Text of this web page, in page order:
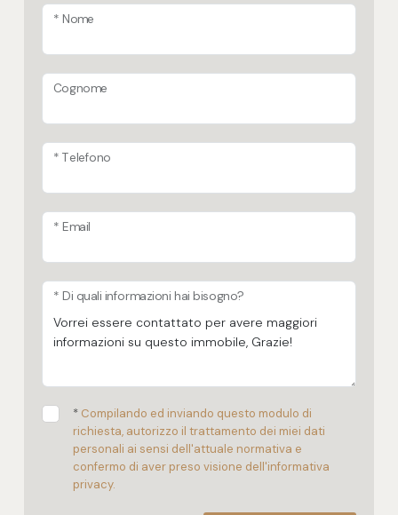
* Nome
Cognome
* Telefono
* Email
* Di quali informazioni hai bisogno?
* Compilando ed inviando questo modulo di
richiesta, autorizzo il trattamento dei miei dati
personali ai sensi dell'attuale normativa e
confermo di aver preso visione dell'informativa
privacy.